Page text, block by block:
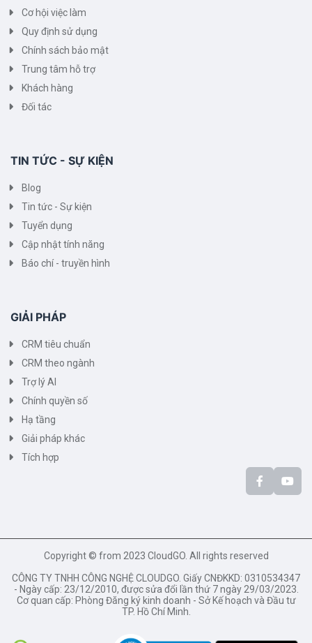
Cơ hội việc làm
Quy định sử dụng
Chính sách bảo mật
Trung tâm hỗ trợ
Khách hàng
Đối tác
TIN TỨC - SỰ KIỆN
Blog
Tin tức - Sự kiện
Tuyển dụng
Cập nhật tính năng
Báo chí - truyền hình
GIẢI PHÁP
CRM tiêu chuẩn
CRM theo ngành
Trợ lý AI
Chính quyền số
Hạ tầng
Giải pháp khác
Tích hợp
Copyright © from 2023 CloudGO. All rights reserved
CÔNG TY TNHH CÔNG NGHỆ CLOUDGO. Giấy CNĐKKD: 0310534347
- Ngày cấp: 23/12/2010, được sửa đổi lần thứ 7 ngày 29/03/2023.
Cơ quan cấp: Phòng Đăng ký kinh doanh - Sở Kế hoạch và Đầu tư
TP. Hồ Chí Minh.